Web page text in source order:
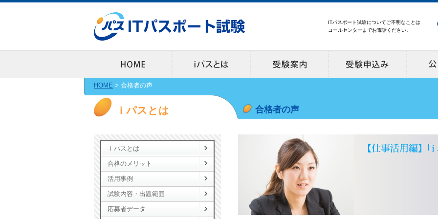
ITパスポート試験についてご不明なことは
コールセンターまでお電話ください。
HOME > 合格者の声
ｉパスとは 合格者の声
ｉパスとは
合格のメリット
活用事例
試験内容・出題範囲
応募者データ